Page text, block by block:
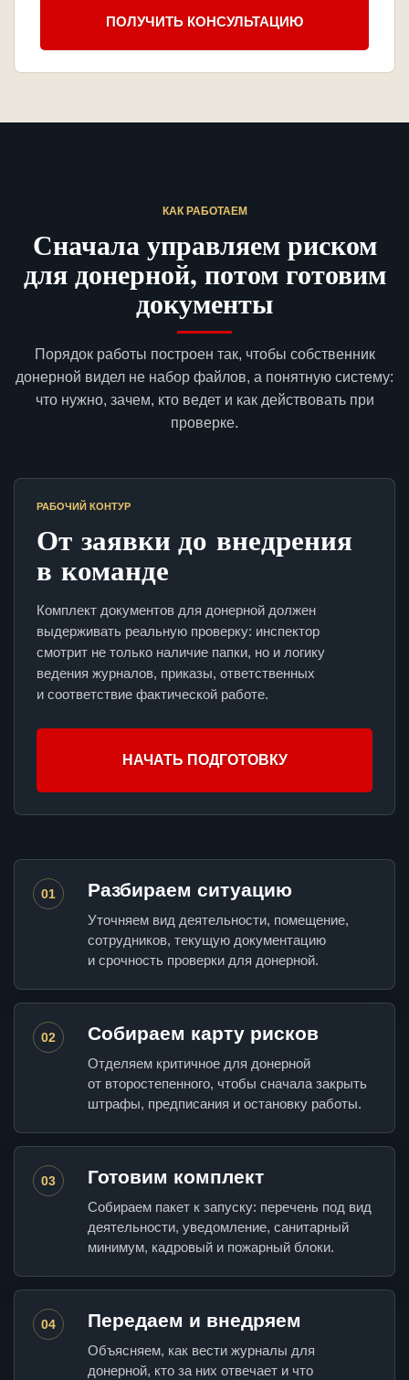
ПОЛУЧИТЬ КОНСУЛЬТАЦИЮ
КАК РАБОТАЕМ
Сначала управляем риском
для донерной, потом готовим
документы
Порядок работы построен так, чтобы собственник
донерной видел не набор файлов, а понятную систему:
что нужно, зачем, кто ведет и как действовать при
проверке.
РАБОЧИЙ КОНТУР
От заявки до внедрения
в команде
Комплект документов для донерной должен
выдерживать реальную проверку: инспектор
смотрит не только наличие папки, но и логику
ведения журналов, приказы, ответственных
и соответствие фактической работе.
НАЧАТЬ ПОДГОТОВКУ
01 Разбираем ситуацию
Уточняем вид деятельности, помещение,
сотрудников, текущую документацию
и срочность проверки для донерной.
02 Собираем карту рисков
Отделяем критичное для донерной
от второстепенного, чтобы сначала закрыть
штрафы, предписания и остановку работы.
03 Готовим комплект
Собираем пакет к запуску: перечень под вид
деятельности, уведомление, санитарный
минимум, кадровый и пожарный блоки.
04 Передаем и внедряем
Объясняем, как вести журналы для
донерной, кто за них отвечает и что